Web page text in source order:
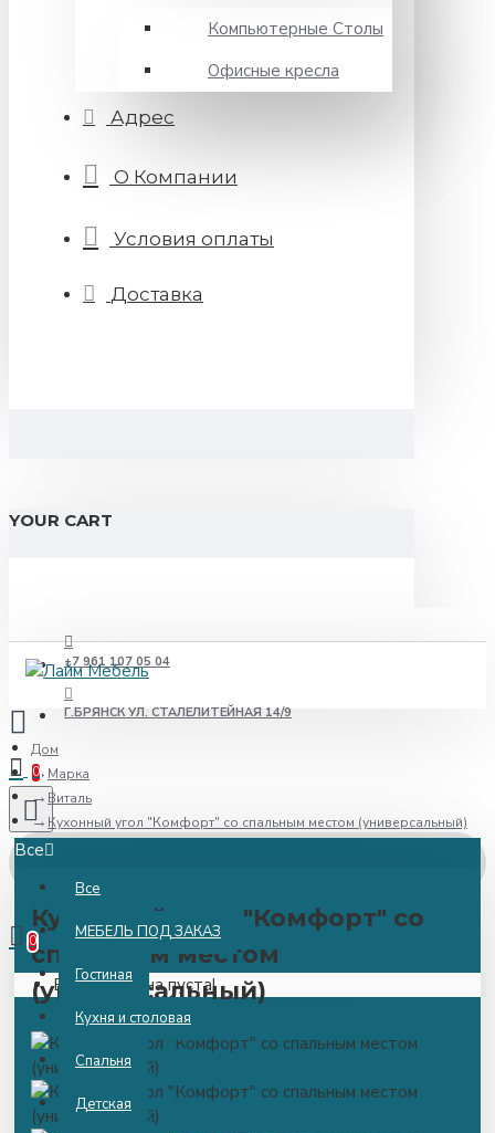
Компьютерные Столы
Офисные кресла
Адрес
О Компании
Условия оплаты
Доставка
YOUR CART
+7 961 107 05 04
Г.БРЯНСК УЛ. СТАЛЕЛИТЕЙНАЯ 14/9
0
Все
Все
МЕБЕЛЬ ПОД ЗАКАЗ
Гостиная
Кухня и столовая
Спальня
Детская
0 ед
0
Ваша корзина пуста!
Дом
Марка
Виталь
Кухонный угол "Комфорт" со спальным местом (универсальный)
Кухонный угол "Комфорт" со
спальным местом
(универсальный)